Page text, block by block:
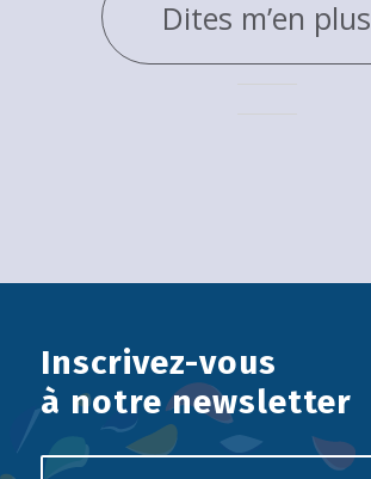
Dites m’en plus
Inscrivez-vous
à notre newsletter